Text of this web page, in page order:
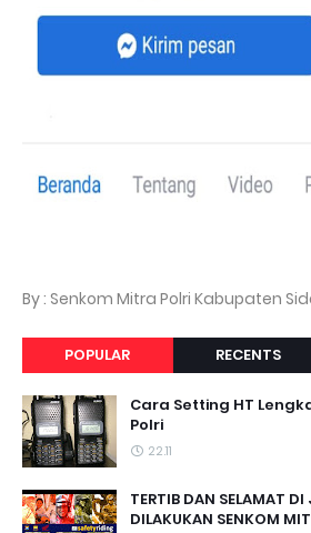
By : Senkom Mitra Polri Kabupaten
POPULAR RECENTS
Cara Setting HT
Polri
22.11
TERTIB DAN SELAMAT DI
DILAKUKAN SENKOM